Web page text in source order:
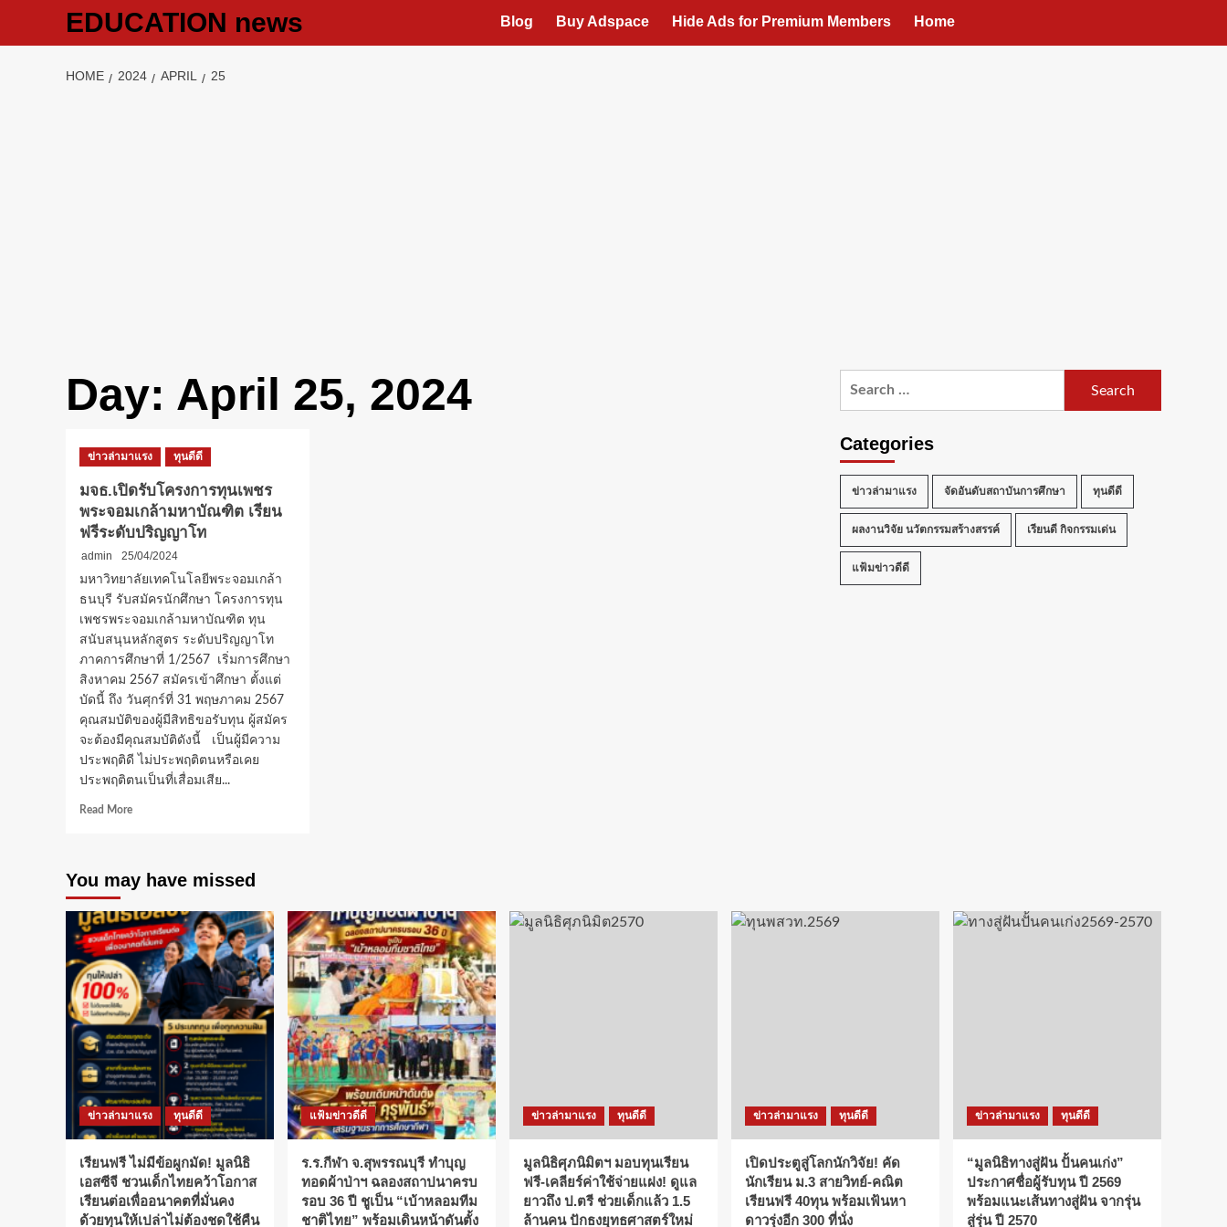
EDUCATION news Blog Buy Adspace Hide Ads for Premium Members Home
HOME 2024 APRIL 25
Day: April 25, 2024
ข่าวล่ามาแรง ทุนดีดี
มจธ.เปิดรับโครงการทุนเพชร
พระจอมเกล้ามหาบัณฑิต เรียน
ฟรีระดับปริญญาโท
admin
25/04/2024
มหาวิทยาลัยเทคโนโลยีพระจอมเกล้า
ธนบุรี รับสมัครนักศึกษา โครงการทุน
เพชรพระจอมเกล้ามหาบัณฑิต ทุน
สนับสนุนหลักสูตร ระดับปริญญาโท
ภาคการศึกษาที่ 1/2567 เริ่มการศึกษา
สิงหาคม 2567 สมัครเข้าศึกษา ตั้งแต่
บัดนี้ ถึง วันศุกร์ที่ 31 พฤษภาคม 2567
คุณสมบัติของผู้มีสิทธิขอรับทุน ผู้สมัคร
จะต้องมีคุณสมบัติดังนี้ เป็นผู้มีความ
ประพฤติดี ไม่ประพฤติตนหรือเคย
ประพฤติตนเป็นที่เสื่อมเสีย...
Read MoreRead
รับ
โครงการ
ทุน
เพชร
พระจอมเกล้า
มหา
บัณฑิต
เรียน
ฟรี
ระดับ
ปริญญา
โท
Categories
ข่าวล่ามาแรง จัดอันดับสถาบันการศึกษา ทุนดีดี
ผลงานวิจัย นวัตกรรมสร้างสรรค์ เรียนดี กิจกรรมเด่น
แฟ้มข่าวดีดี
You may have missed
ข่าวล่ามาแรง ทุนดีดี
เรียนฟรี ไม่มีข้อผูกมัด! มูลนิธิ
เอสซีจี ชวนเด็กไทยคว้าโอกาส
เรียนต่อเพื่ออนาคตที่มั่นคง
ด้วยทุนให้เปล่าไม่ต้องชดใช้คืน
แฟ้มข่าวดีดี
ร.ร.กีฬา จ.สุพรรณบุรี ทำบุญ
ทอดผ้าป่าฯ ฉลองสถาปนาครบ
รอบ 36 ปี ชูเป็น “เบ้าหลอมทีม
ชาติไทย” พร้อมเดินหน้าดันตั้ง
ข่าวล่ามาแรง ทุนดีดี
มูลนิธิศุภนิมิตฯ มอบทุนเรียน
ฟรี-เคลียร์ค่าใช้จ่ายแฝง! ดูแล
ยาวถึง ป.ตรี ช่วยเด็กแล้ว 1.5
ล้านคน ปักธงยุทธศาสตร์ใหม่
ข่าวล่ามาแรง ทุนดีดี
เปิดประตูสู่โลกนักวิจัย! คัด
นักเรียน ม.3 สายวิทย์-คณิต
เรียนฟรี 40ทุน พร้อมเฟ้นหา
ดาวรุ่งอีก 300 ที่นั่ง
ข่าวล่ามาแรง ทุนดีดี
“มูลนิธิทางสู่ฝัน ปั้นคนเก่ง”
ประกาศชื่อผู้รับทุน ปี 2569
พร้อมแนะเส้นทางสู่ฝัน จากรุ่น
สู่รุ่น ปี 2570